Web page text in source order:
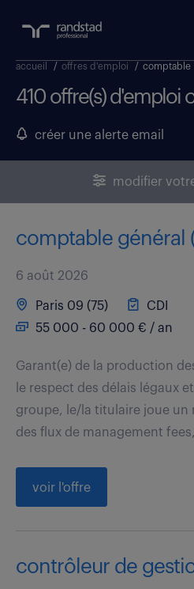
accueil / offres d'emploi / comptable
410 offre(s) d'emploi
créer une alerte email
modifier
comptable général
6 août 2026
Paris 09 (75)
CDI
55 000 - 60 000 € / an
Garant(e) de la production
le respect des délais légaux
groupe, le/la titulaire joue un
des flux de management
voir l'offre
contrôleur de